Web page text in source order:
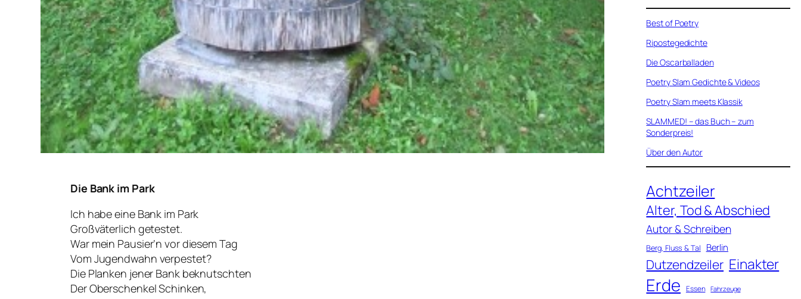
Die Bank im Park
Ich habe eine Bank im Park
Großväterlich getestet.
War mein Pausier’n vor diesem Tag
Vom Jugendwahn verpestet?
Die Planken jener Bank beknutschten
Der Oberschenkel Schinken,
Best of Poetry
Ripostegedichte
Die Oscarballaden
Poetry Slam Gedichte & Videos
Poetry Slam meets Klassik
SLAMMED! – das Buch – zum
Sonderpreis!
Über den Autor
Achtzeiler
Alter, Tod & Abschied
Autor & Schreiben
Berg, Fluss & Tal Berlin
Dutzendzeiler Einakter
Erde Essen Fahrzeuge